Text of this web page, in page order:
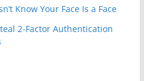
Know Your Face Is a Face
2-Factor Authentication